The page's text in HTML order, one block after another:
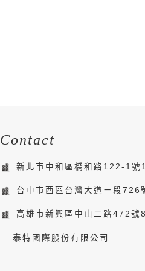
Contact
新北市中和區橋和路122-1號
台中市西區台灣大道ㄧ段726
高雄市新興區中山二路472號
泰特國際股份有限公司